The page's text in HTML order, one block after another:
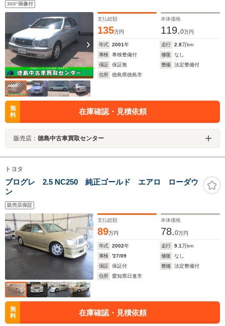
360°画像付
支払総額
135万円
本体価格
119.0万円
年式 2001年 走行 2.8万km
車検
車検整備付 修復
なし
保証
保証無 整備
法定整備付
住所
徳島県徳島市
無
料
在庫確認・見積依頼
販売店： 徳島中古車買取センター
トヨタ
プログレ 2.5 NC250 純正ゴールド エアロ ローダウ
ン
販売店保証
支払総額
89万円
本体価格
78.0万円
年式 2002年 走行 9.1万km
車検
'27/09 修復
なし
保証
保証付 整備
法定整備付
住所
愛知県日進市
無
料
在庫確認・見積依頼